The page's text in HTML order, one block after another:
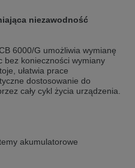
si přejít na německou verzi?
Zůstaňte v této verzi
andere Sprache als die derzeit
auch auf Deutsch verfügbar.
Auf dieser Version bleiben
je právě používaný jazyk. Tato
niezawodność
6000/G umożliwia wymianę
bez konieczności wymiany
ułatwia prace
dostosowanie do
cały cykl życia urządzenia.
akumulatorowe